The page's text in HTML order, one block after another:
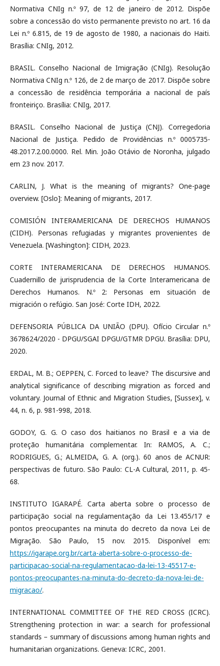
Normativa CNIg n.º 97, de 12 de janeiro de 2012. Dispõe
sobre a concessão do visto permanente previsto no art. 16 da
Lei n.º 6.815, de 19 de agosto de 1980, a nacionais do Haiti.
Brasília: CNIg, 2012.
BRASIL. Conselho Nacional de Imigração (CNIg). Resolução
Normativa CNIg n.º 126, de 2 de março de 2017. Dispõe sobre
a concessão de residência temporária a nacional de país
fronteiriço. Brasília: CNIg, 2017.
BRASIL. Conselho Nacional de Justiça (CNJ). Corregedoria
Nacional de Justiça. Pedido de Providências n.º 0005735-
48.2017.2.00.0000. Rel. Min. João Otávio de Noronha, julgado
em 23 nov. 2017.
CARLIN, J. What is the meaning of migrants? One-page
overview. [Oslo]: Meaning of migrants, 2017.
COMISIÓN INTERAMERICANA DE DERECHOS HUMANOS
(CIDH). Personas refugiadas y migrantes provenientes de
Venezuela. [Washington]: CIDH, 2023.
CORTE INTERAMERICANA DE DERECHOS HUMANOS.
Cuadernillo de jurisprudencia de la Corte Interamericana de
Derechos Humanos. N.º 2: Personas em situación de
migración o refúgio. San José: Corte IDH, 2022.
DEFENSORIA PÚBLICA DA UNIÃO (DPU). Ofício Circular n.º
3678624/2020 - DPGU/SGAI DPGU/GTMR DPGU. Brasília: DPU,
2020.
ERDAL, M. B.; OEPPEN, C. Forced to leave? The discursive and
analytical significance of describing migration as forced and
voluntary. Journal of Ethnic and Migration Studies, [Sussex], v.
44, n. 6, p. 981-998, 2018.
GODOY, G. G. O caso dos haitianos no Brasil e a via de
proteção humanitária complementar. In: RAMOS, A. C.;
RODRIGUES, G.; ALMEIDA, G. A. (org.). 60 anos de ACNUR:
perspectivas de futuro. São Paulo: CL-A Cultural, 2011, p. 45-
68.
INSTITUTO IGARAPÉ. Carta aberta sobre o processo de
participação social na regulamentação da Lei 13.455/17 e
pontos preocupantes na minuta do decreto da nova Lei de
Migração. São Paulo, 15 nov. 2015. Disponível em:
https://igarape.org.br/carta-aberta-sobre-o-processo-de-
participacao-social-na-regulamentacao-da-lei-13-45517-e-
pontos-preocupantes-na-minuta-do-decreto-da-nova-lei-de-
migracao/.
INTERNATIONAL COMMITTEE OF THE RED CROSS (ICRC).
Strengthening protection in war: a search for professional
standards – summary of discussions among human rights and
humanitarian organizations. Geneva: ICRC, 2001.